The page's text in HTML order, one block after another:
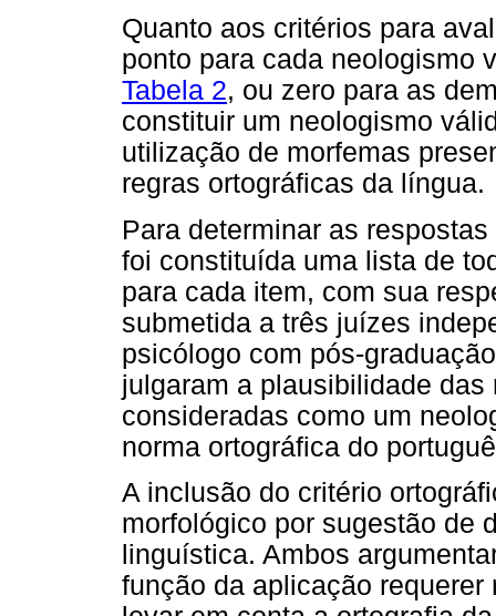
Quanto aos critérios para
ponto para cada neologismo
Tabela 2, ou zero para as
constituir um neologismo
utilização de morfemas
regras ortográficas da língua.
Para determinar as
foi constituída uma lista de
para cada item, com sua
submetida a três juízes
psicólogo com pós-
julgaram a plausibilidade
consideradas como um
norma ortográfica do
A inclusão do critério
morfológico por sugestão de
linguística. Ambos
função da aplicação